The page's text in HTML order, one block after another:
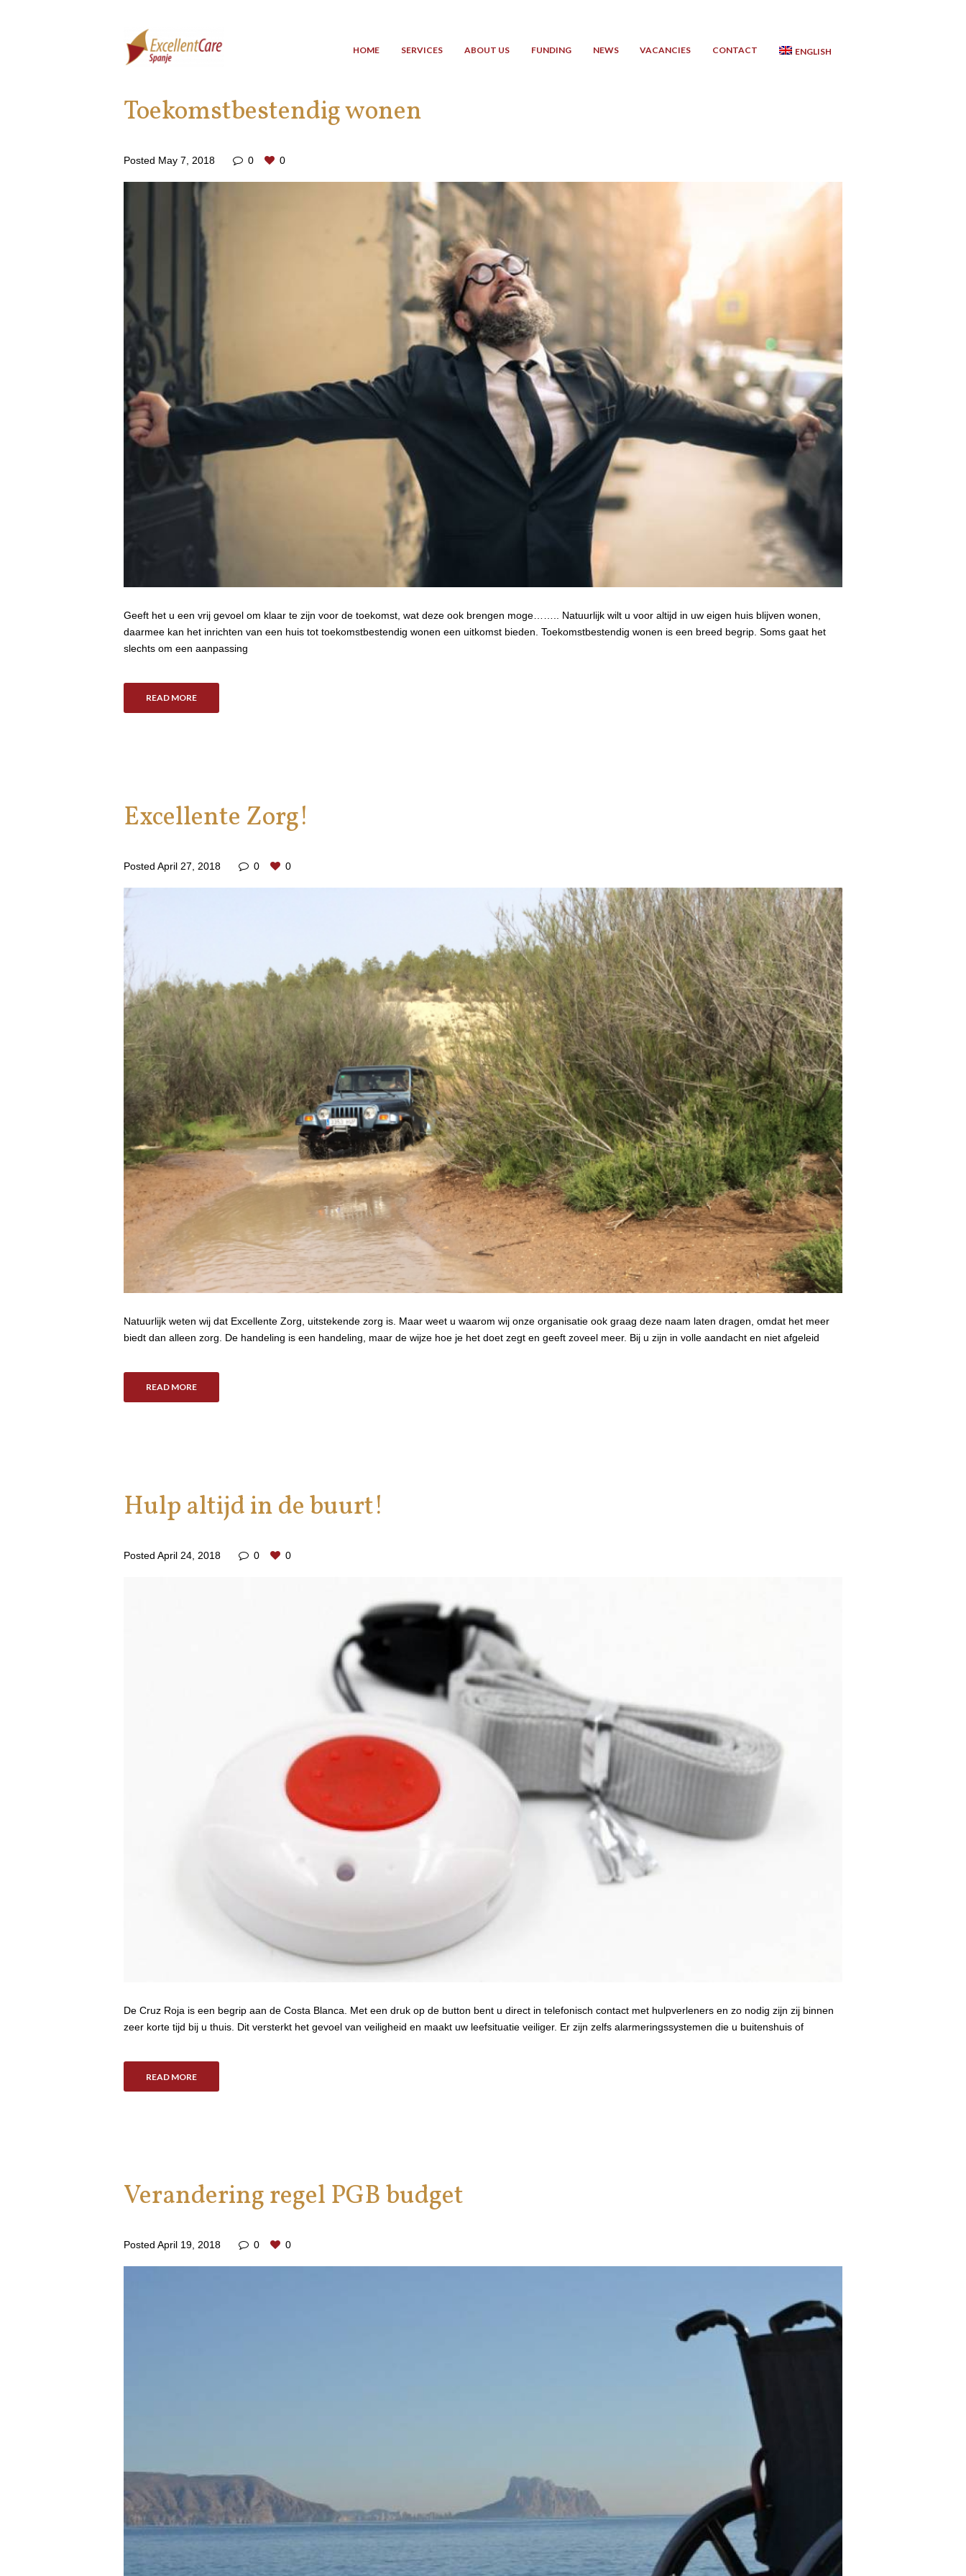
HOME SERVICES ABOUT US FUNDING NEWS VACANCIES CONTACT ENGLISH
Toekomstbestendig wonen
Posted May 7, 2018 0 0
Geeft het u een vrij gevoel om klaar te zijn voor de toekomst, wat deze ook brengen moge…….. Natuurlijk wilt u voor altijd in uw eigen huis blijven wonen,
daarmee kan het inrichten van een huis tot toekomstbestendig wonen een uitkomst bieden. Toekomstbestendig wonen is een breed begrip. Soms gaat het
slechts om een aanpassing
READ MORE
Excellente Zorg!
Posted April 27, 2018 0 0
Natuurlijk weten wij dat Excellente Zorg, uitstekende zorg is. Maar weet u waarom wij onze organisatie ook graag deze naam laten dragen, omdat het meer
biedt dan alleen zorg. De handeling is een handeling, maar de wijze hoe je het doet zegt en geeft zoveel meer. Bij u zijn in volle aandacht en niet afgeleid
READ MORE
Hulp altijd in de buurt!
Posted April 24, 2018 0 0
De Cruz Roja is een begrip aan de Costa Blanca. Met een druk op de button bent u direct in telefonisch contact met hulpverleners en zo nodig zijn zij binnen
zeer korte tijd bij u thuis. Dit versterkt het gevoel van veiligheid en maakt uw leefsituatie veiliger. Er zijn zelfs alarmeringssystemen die u buitenshuis of
READ MORE
Verandering regel PGB budget
Posted April 19, 2018 0 0